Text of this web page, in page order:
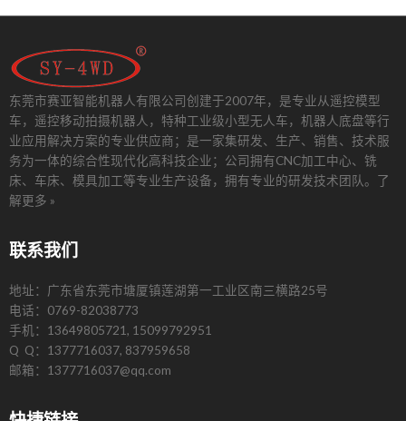
东莞市赛亚智能机器人有限公司创建于2007年，是专业从遥控模型
车，遥控移动拍摄机器人，特种工业级小型无人车，机器人底盘等行
业应用解决方案的专业供应商；是一家集研发、生产、销售、技术服
务为一体的综合性现代化高科技企业；公司拥有CNC加工中心、铣
床、车床、模具加工等专业生产设备，拥有专业的研发技术团队。 了
解更多 »
联系我们
地址：广东省东莞市塘厦镇莲湖第一工业区南三横路25号
电话：0769-82038773
手机：13649805721, 15099792951
Q Q：1377716037, 837959658
邮箱：1377716037@qq.com